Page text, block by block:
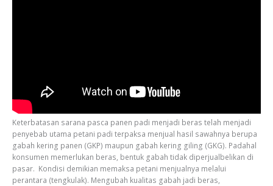
Keterbatasan sarana pasca panen padi menjadi beras telah menjadi
penyebab utama petani padi terpaksa menjual hasil sawahnya berupa
gabah kering panen (GKP) maupun gabah kering giling (GKG). Padahal
konsumen memerlukan beras, bentuk gabah tidak diperjualbelikan di
pasar. Kondisi demikian memaksa petani menjualnya melalui
perantara (tengkulak). Mengubah kualitas gabah jadi beras,